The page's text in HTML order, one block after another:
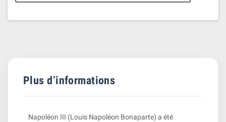
Plus d’informations
Napoléon III (Louis Napoléon Bonaparte) a été